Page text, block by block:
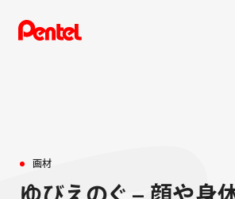
商品を探すトップ
画材
ゆびえ のぐ – 顔や身